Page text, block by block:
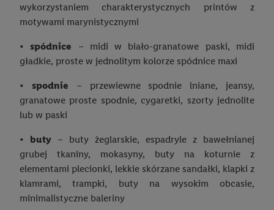
wykorzystaniem charakterystycznych printów z
motywami marynistycznymi
• spódnice – midi w biało-granatowe paski, midi
gładkie, proste w jednolitym kolorze spódnice maxi
• spodnie – przewiewne spodnie lniane, jeansy,
granatowe proste spodnie, cygaretki, szorty jednolite
lub w paski
• buty – buty żeglarskie, espadryle z bawełnianej
grubej tkaniny, mokasyny, buty na koturnie z
elementami plecionki, lekkie skórzane sandałki, klapki z
klamrami, trampki, buty na wysokim obcasie,
minimalistyczne baleriny